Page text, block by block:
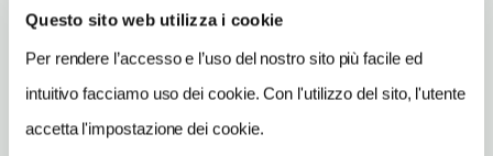
Questo sito web utilizza i cookie
Per rendere l’accesso e l’uso del nostro sito più facile ed
intuitivo facciamo uso dei cookie. Con l'utilizzo del sito, l'utente
accetta l'impostazione dei cookie.
mail@camping-tonnara.it
TELEFONO
0781809058
ORARI DI APERTURA